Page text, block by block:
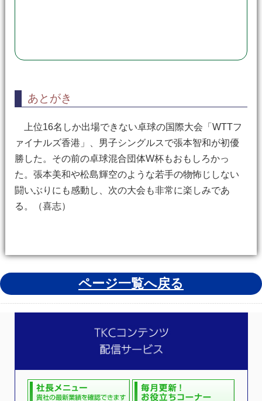
あとがき
上位16名しか出場できない卓球の国際大会「WTTフ
ァイナルズ香港」、男子シングルスで張本智和が初優
勝した。その前の卓球混合団体W杯もおもしろかっ
た。張本美和や松島輝空のような若手の物怖じしない
闘いぶりにも感動し、次の大会も非常に楽しみであ
る。（喜志）
ページ一覧へ戻る